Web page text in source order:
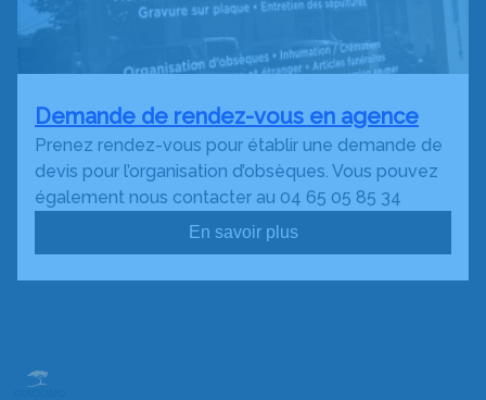
Demande de rendez-vous en agence
Prenez rendez-vous pour établir une demande de
devis pour l’organisation d’obsèques. Vous pouvez
également nous contacter au 04 65 05 85 34
En savoir plus